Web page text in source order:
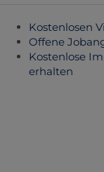
Kostenlosen
Offene
Kostenlose
erhalten